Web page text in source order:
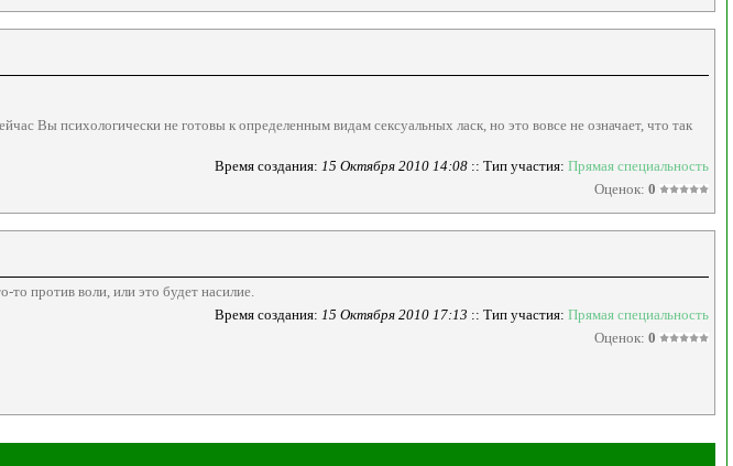
Вы психологически не готовы к определенным видам сексуальных ласк, но это вовсе не означает, что так
Время создания: 15 Октября 2010 14:08 :: Тип участия: Прямая специальность
Оценок: 0
то против воли, или это будет насилие.
Время создания: 15 Октября 2010 17:13 :: Тип участия: Прямая специальность
Оценок: 0